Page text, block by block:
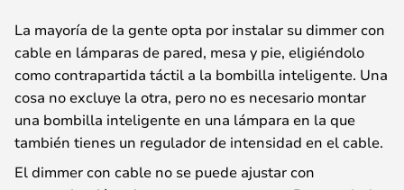
La mayoría de la gente opta por instalar su dimmer con
cable en lámparas de pared, mesa y pie, eligiéndolo
como contrapartida táctil a la bombilla inteligente. Una
cosa no excluye la otra, pero no es necesario montar
una bombilla inteligente en una lámpara en la que
también tienes un regulador de intensidad en el cable.
El dimmer con cable no se puede ajustar con